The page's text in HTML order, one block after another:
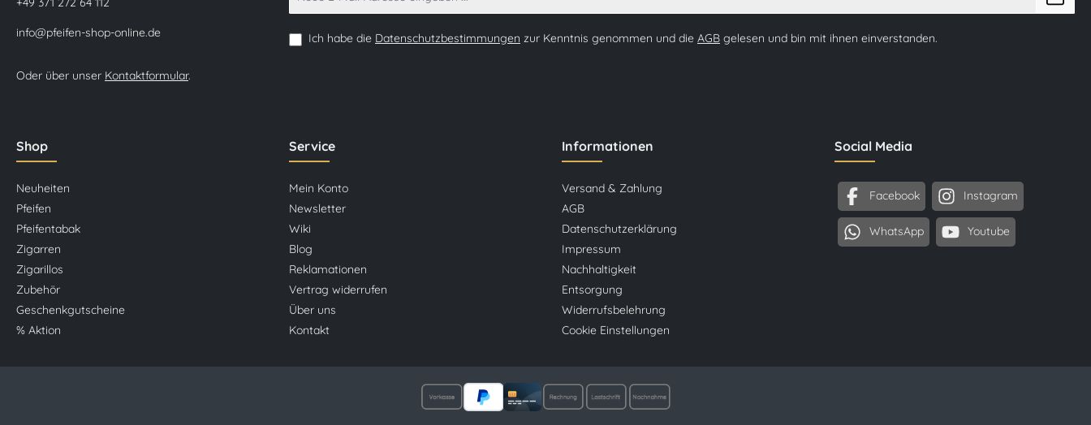
info@pfeifen-shop-online.de
Oder über unser Kontaktformular.
Ich habe die Datenschutzbestimmungen zur Kenntnis genommen und die AGB gelesen und bin mit ihnen einverstanden.
Social Media
Facebook Instagram
WhatsApp Youtube
Shop
Neuheiten
Pfeifen
Pfeifentabak
Zigarren
Zigarillos
Zubehör
Geschenkgutscheine
% Aktion
Service
Mein Konto
Newsletter
Wiki
Blog
Reklamationen
Vertrag widerrufen
Über uns
Kontakt
Informationen
Versand & Zahlung
AGB
Datenschutzerklärung
Impressum
Nachhaltigkeit
Entsorgung
Widerrufsbelehrung
Cookie Einstellungen